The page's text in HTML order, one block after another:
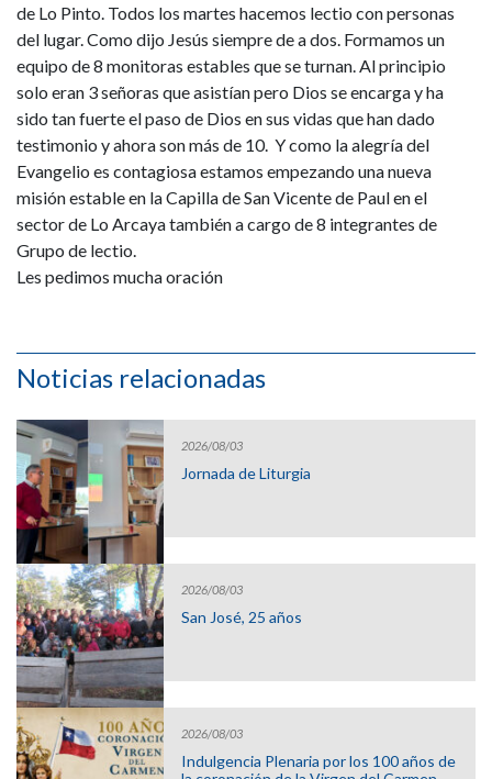
de Lo Pinto. Todos los martes hacemos lectio con personas
del lugar. Como dijo Jesús siempre de a dos. Formamos un
equipo de 8 monitoras estables que se turnan. Al principio
solo eran 3 señoras que asistían pero Dios se encarga y ha
sido tan fuerte el paso de Dios en sus vidas que han dado
testimonio y ahora son más de 10. Y como la alegría del
Evangelio es contagiosa estamos empezando una nueva
misión estable en la Capilla de San Vicente de Paul en el
sector de Lo Arcaya también a cargo de 8 integrantes de
Grupo de lectio.
Les pedimos mucha oración
Noticias relacionadas
2026/08/03
Jornada de Liturgia
2026/08/03
San José, 25 años
2026/08/03
Indulgencia Plenaria por los 100 años de